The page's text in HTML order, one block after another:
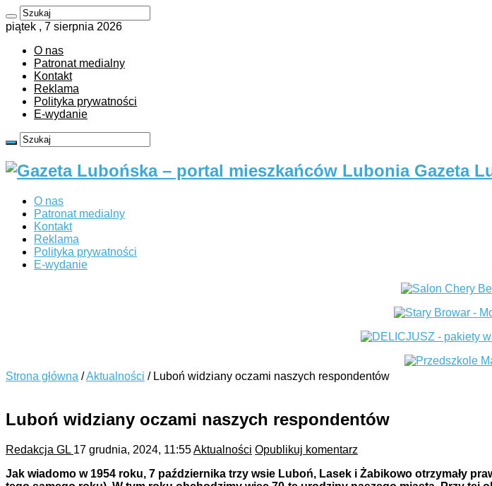
piątek , 7 sierpnia 2026
O nas
Patronat medialny
Kontakt
Reklama
Polityka prywatności
E-wydanie
Gazeta
O nas
Patronat medialny
Kontakt
Reklama
Polityka prywatności
E-wydanie
Strona główna /Aktualności / Luboń widziany oczami naszych respondentów
Luboń widziany oczami naszych respondentów
Redakcja GL 17 grudnia, 2024, 11:55Aktualności Opublikuj komentarz
Jak wiadomo w 1954 roku, 7 października trzy wsie Luboń, Lasek i Żabikowo otrzymały